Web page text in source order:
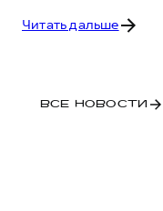
Читать дальше
ВСЕ НОВОСТИ